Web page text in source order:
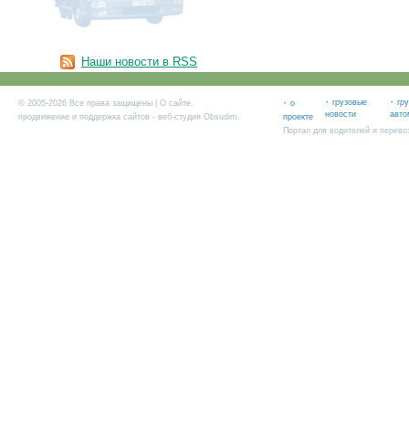
Наши новости в RSS
© 2005-2026 Все права защищены | О сайте.
продвижение и поддержка сайтов - веб-студия Obsudim.
· о
проекте
· грузовые
новости
·
Портал для водителей и